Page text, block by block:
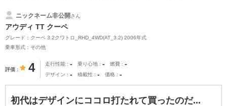
ニックネーム非公開さん
アウディ TT クーペ
グレード：クーペ 3.2クワトロ_RHD_4WD(AT_3.2) 2006年式
乗車形式：その他
評価 4 走行性能 - 乗り心地 - 燃費 -
デザイン - 積載性 - 価格 -
初代はデザインにココロ打たれて買ったのだ...